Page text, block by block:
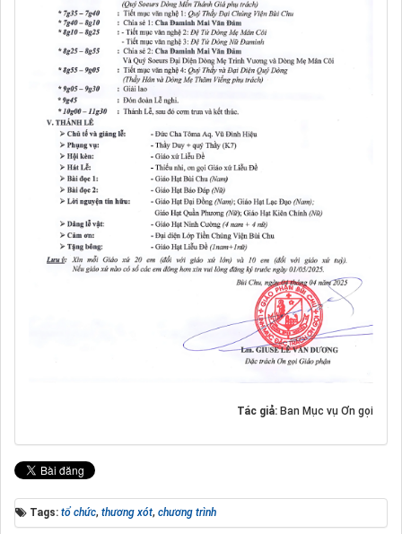
Tác giả: Ban Mục vụ Ơn gọi
Tags: tổ chức, thương xót, chương trình